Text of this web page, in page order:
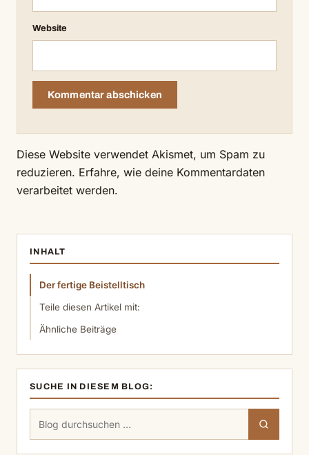
Website
Diese Website verwendet Akismet, um Spam zu
reduzieren. Erfahre, wie deine Kommentardaten
verarbeitet werden.
INHALT
Der fertige Beistelltisch
Teile diesen Artikel mit:
Ähnliche Beiträge
SUCHE IN DIESEM BLOG:
Suchen